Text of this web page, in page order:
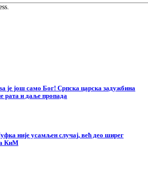
је још само Бог! Српска царска задужбина
рата и даље пропада
није усамљен случај, већ део ширег
КиМ